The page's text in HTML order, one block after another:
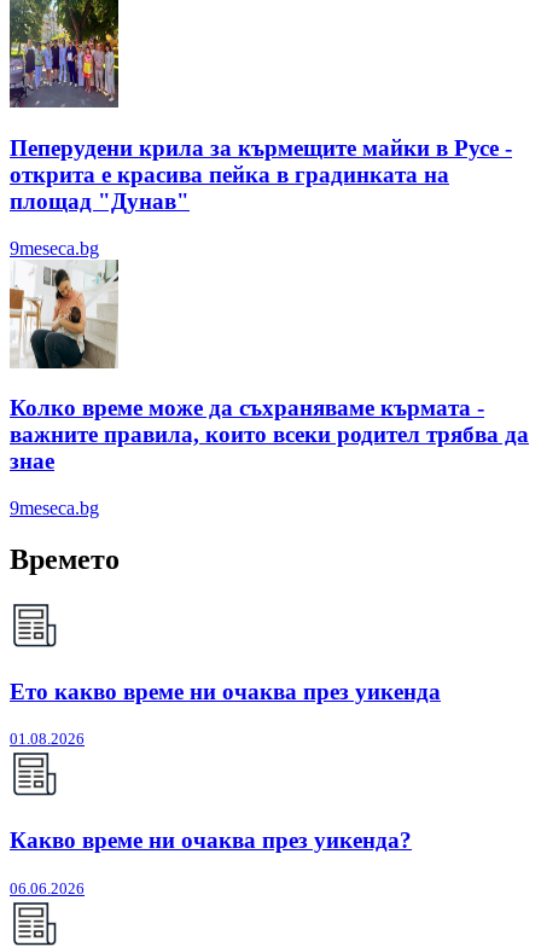
Пеперудени крила за кърмещите майки в Русе -
открита е красива пейка в градинката на
площад "Дунав"
9meseca.bg
Колко време може да съхраняваме кърмата -
важните правила, които всеки родител трябва да
знае
9meseca.bg
Времето
Ето какво време ни очаква през уикенда
01.08.2026
Какво време ни очаква през уикенда?
06.06.2026